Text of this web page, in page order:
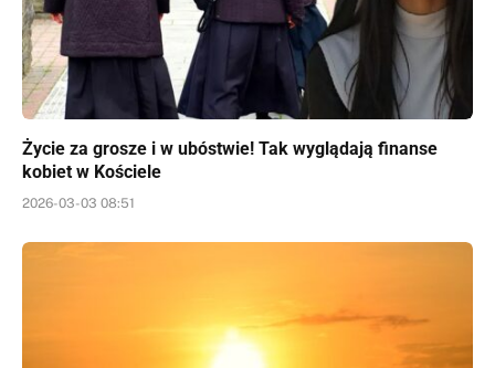
Życie za grosze i w ubóstwie! Tak wyglądają finanse
kobiet w Kościele
2026-03-03 08:51